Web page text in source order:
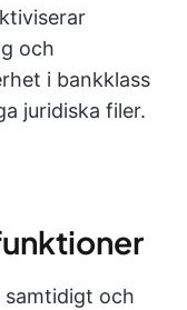
och
i bankklass
juridiska filer.
samtidigt och